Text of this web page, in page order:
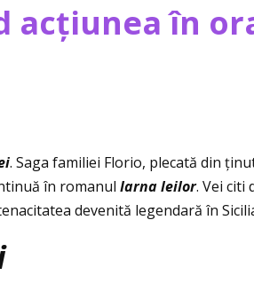
acţiunea în
. Saga familiei Florio, plecată din
în romanul Iarna leilor. Vei citi
devenită legendară în